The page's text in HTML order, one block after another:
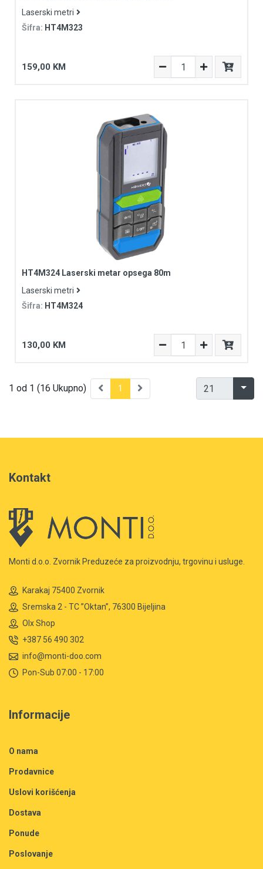
Laserski metri
Šifra: HT4M323
159,00 KM
HT4M324 Laserski metar opsega 80m
Laserski metri
Šifra: HT4M324
130,00 KM
1 od 1 (16 Ukupno) 1
Kontakt
Monti d.o.o. Zvornik Preduzeće za proizvodnju, trgovinu i usluge.
Karakaj 75400 Zvornik
Sremska 2 - TC ”Oktan”, 76300 Bijeljina
Olx Shop
+387 56 490 302
info@monti-doo.com
Pon-Sub 07:00 - 17:00
Informacije
O nama
Prodavnice
Uslovi korišćenja
Dostava
Ponude
Poslovanje